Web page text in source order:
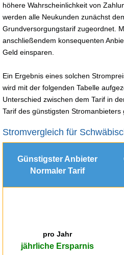
höhere Wahrscheinlichkeit von
werden alle Neukunden zunächst
Grundversorgungstarif zugeordnet.
anschließendem konsequenten
Geld einsparen.
Ein Ergebnis eines solchen
wird mit der folgenden Tabelle
Unterschied zwischen dem Tarif in
Tarif des günstigsten Stromanbieters
Stromvergleich für
Günstigster Anbieter
Normaler Tarif
pro Jahr
jährliche Ersparnis